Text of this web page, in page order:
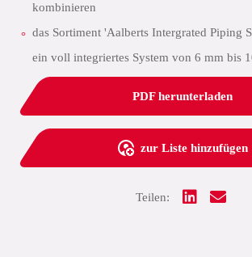
kombinieren
das Sortiment 'Aalberts Intergrated Piping
ein voll integriertes System von 6 mm bis
PDF herunterladen
zur Liste hinzufügen
Teilen: